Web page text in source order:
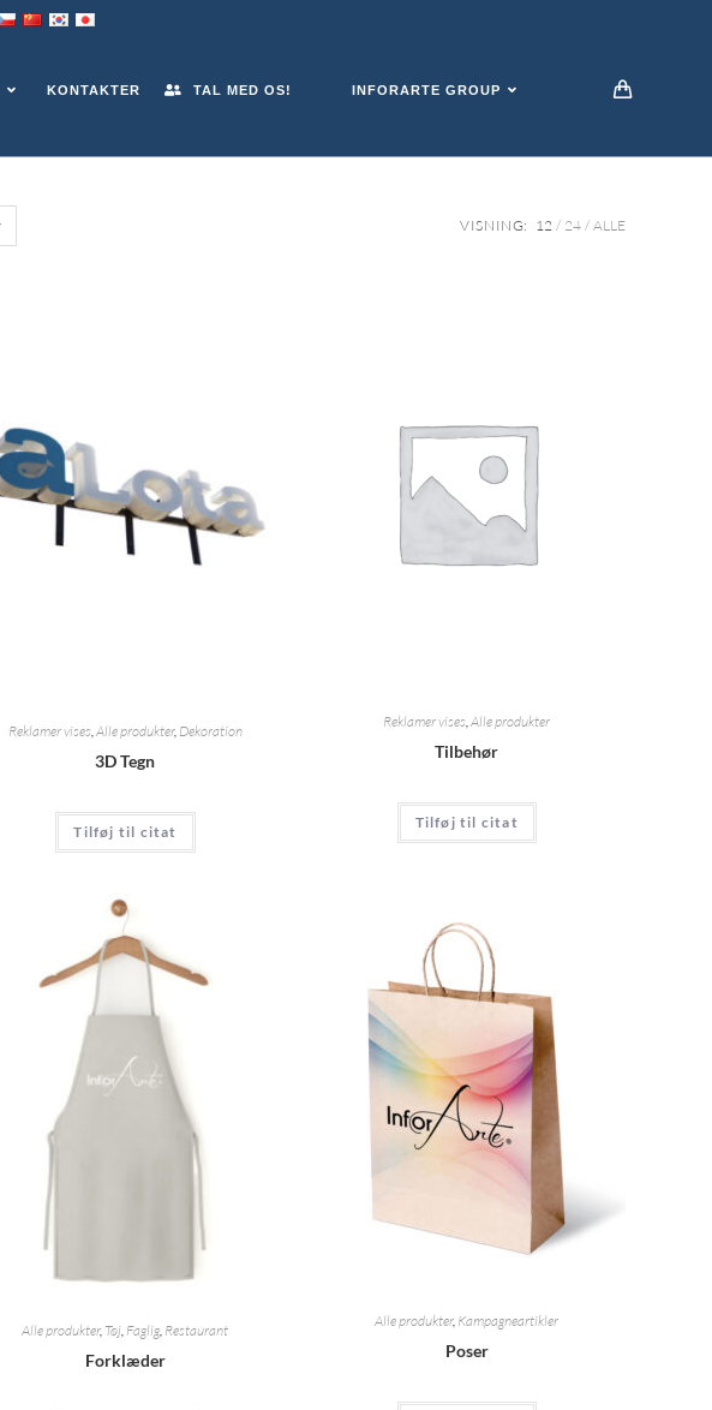
KONTAKTER TAL MED OS! INFORARTE GROUP
VISNING: 12 24 ALLE
Reklamer vises,Alle produkter, Dekoration
3D Tegn
Tilføj til citat
Reklamer vises,Alle produkter
Tilbehør
Tilføj til citat
Alle produkter, Tøj, Faglig, Restaurant
Forklæder
Alle produkter, Kampagneartikler
Poser